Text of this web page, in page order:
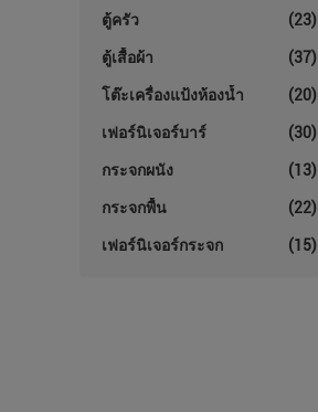
ตู้ครัว (23)
ตู้เสื้อผ้า (37)
โต๊ะเครื่องแป้งห้องน้ำ (20)
เฟอร์นิเจอร์บาร์ (30)
กระจกผนัง (13)
กระจกพื้น (22)
เฟอร์นิเจอร์กระจก (15)